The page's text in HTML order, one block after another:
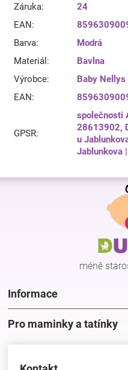
Záruka:
24
EAN:
Barva:
Modrá
Materiál :
Bavlna
Výrobce:
Baby Nellys
EAN:
GPSR:
společnosti
28613902,
u
Jablunkova
Z
méně
Informace
Pro maminky a tatínky